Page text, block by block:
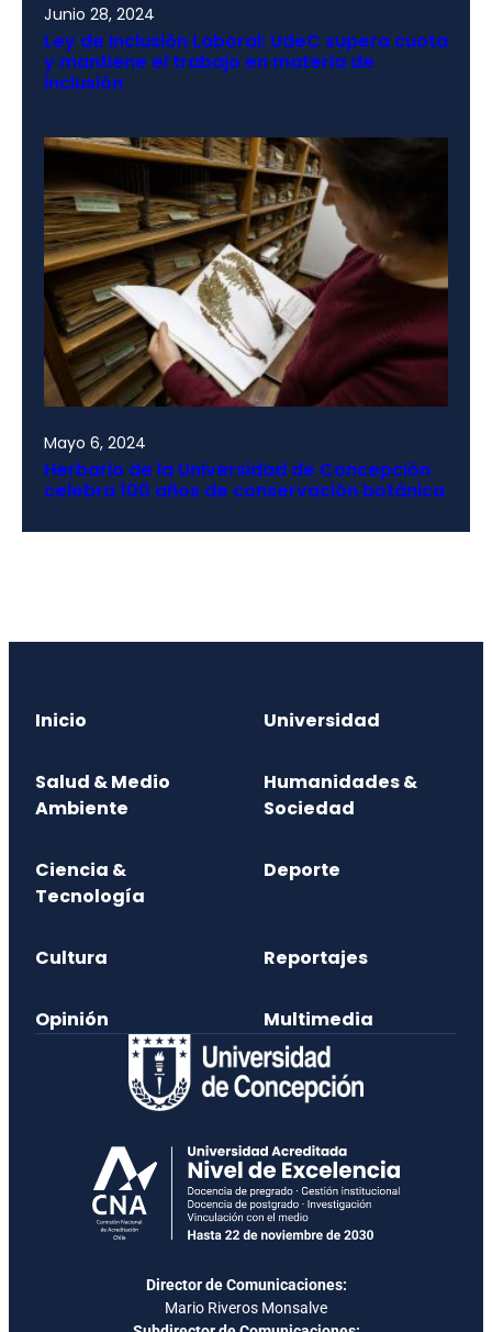
Junio 28, 2024
Ley de Inclusión Laboral: UdeC supera cuota
y mantiene el trabajo en materia de
inclusión
Mayo 6, 2024
Herbario de la Universidad de Concepción
celebra 100 años de conservación botánica
Inicio Universidad
Salud & Medio
Ambiente
Humanidades &
Sociedad
Ciencia &
Tecnología
Deporte
Cultura Reportajes
Opinión Multimedia
Director de Comunicaciones:
Mario Riveros Monsalve